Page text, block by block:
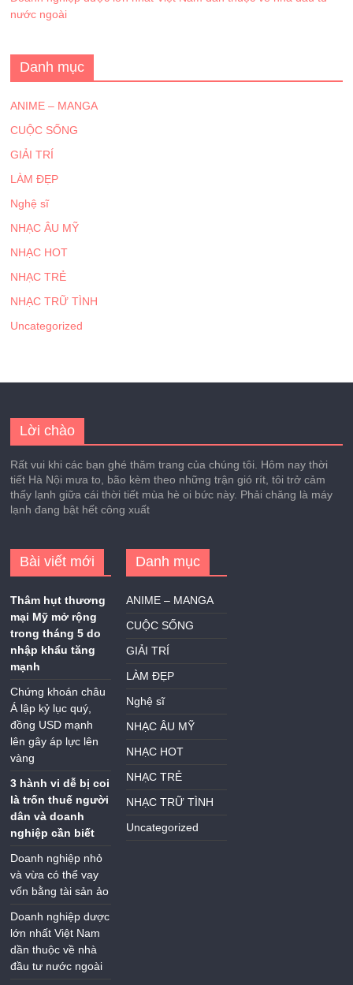
nước ngoài
Danh mục
ANIME – MANGA
CUỘC SỐNG
GIẢI TRÍ
LÀM ĐẸP
Nghệ sĩ
NHẠC ÂU MỸ
NHẠC HOT
NHẠC TRẺ
NHẠC TRỮ TÌNH
Uncategorized
Lời chào
Rất vui khi các bạn ghé thăm trang của chúng tôi. Hôm nay thời
tiết Hà Nội mưa to, bão kèm theo những trận gió rít, tôi trở cảm
thấy lạnh giữa cái thời tiết mùa hè oi bức này. Phải chăng là máy
lạnh đang bật hết công xuất
Bài viết mới
Thâm hụt thương
mại Mỹ mở rộng
trong tháng 5 do
nhập khẩu tăng
mạnh
Chứng khoán châu
Á lập kỷ lục quý,
đồng USD mạnh
lên gây áp lực lên
vàng
3 hành vi dễ bị coi
là trốn thuế người
dân và doanh
nghiệp cần biết
Doanh nghiệp nhỏ
và vừa có thể vay
vốn bằng tài sản ảo
Doanh nghiệp dược
lớn nhất Việt Nam
dần thuộc về nhà
đầu tư nước ngoài
Danh mục
ANIME – MANGA
CUỘC SỐNG
GIẢI TRÍ
LÀM ĐẸP
Nghệ sĩ
NHẠC ÂU MỸ
NHẠC HOT
NHẠC TRẺ
NHẠC TRỮ TÌNH
Uncategorized